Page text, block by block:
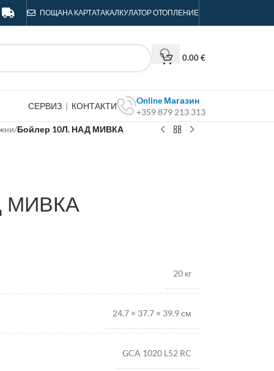
ПОЩАНА КАРТАТАКАЛКУЛАТОР ОТОПЛЕНИЕ
0.00€
СЕРВИЗ | КОНТАКТИ
Online Магазин
+359 879 213 313
/Бойлер 10Л. НАД МИВКА
МИВКА
20 кг
24.7 × 37.7 × 39.9 см
GCA 1020 L52 RC